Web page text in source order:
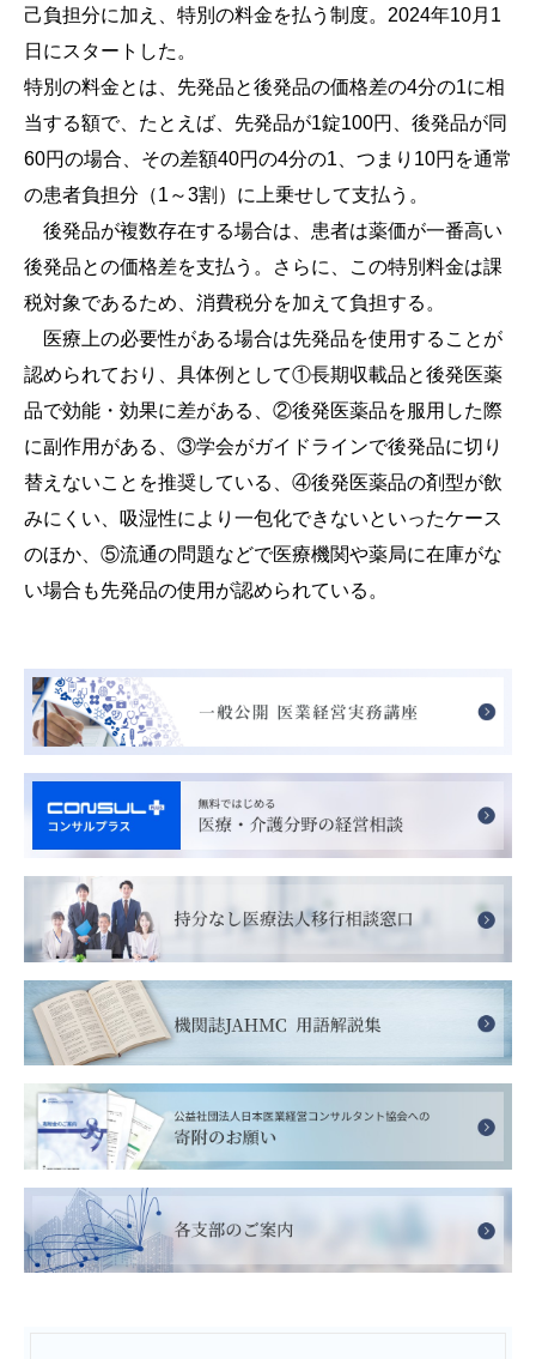
己負担分に加え、特別の料金を払う制度。2024年10月1
日にスタートした。
特別の料金とは、先発品と後発品の価格差の4分の1に相
当する額で、たとえば、先発品が1錠100円、後発品が同
60円の場合、その差額40円の4分の1、つまり10円を通常
の患者負担分（1～3割）に上乗せして支払う。
後発品が複数存在する場合は、患者は薬価が一番高い
後発品との価格差を支払う。さらに、この特別料金は課
税対象であるため、消費税分を加えて負担する。
医療上の必要性がある場合は先発品を使用することが
認められており、具体例として①長期収載品と後発医薬
品で効能・効果に差がある、②後発医薬品を服用した際
に副作用がある、③学会がガイドラインで後発品に切り
替えないことを推奨している、④後発医薬品の剤型が飲
みにくい、吸湿性により一包化できないといったケース
のほか、⑤流通の問題などで医療機関や薬局に在庫がな
い場合も先発品の使用が認められている。